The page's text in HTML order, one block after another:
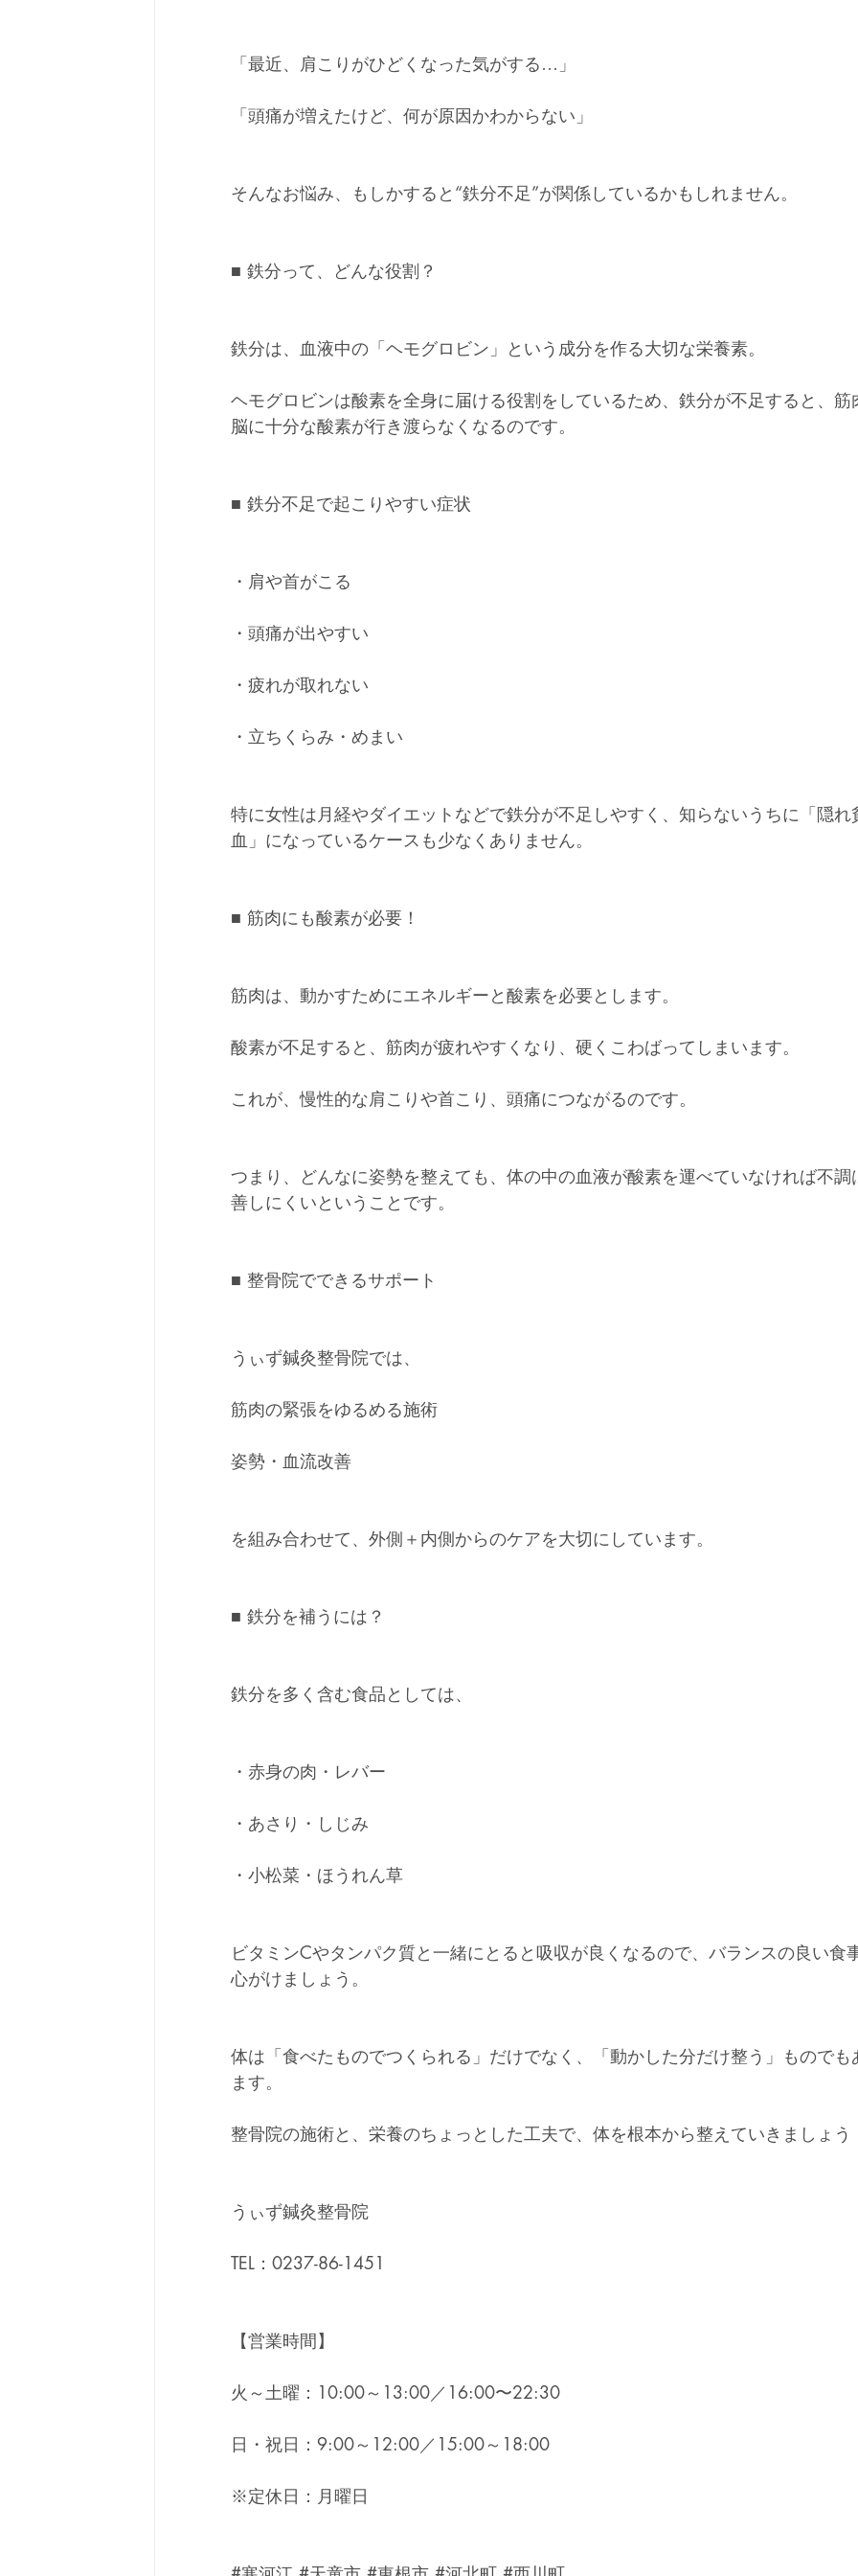
「最近、肩こりがひどくなった気がする…」
「頭痛が増えたけど、何が原因かわからない」
そんなお悩み、もしかすると“鉄分不足”が関係しているかもしれません。
■ 鉄分って、どんな役割？
鉄分は、血液中の「ヘモグロビン」という成分を作る大切な栄養素。
ヘモグロビンは酸素を全身に届ける役割をしているため、鉄分が不足すると、筋
脳に十分な酸素が行き渡らなくなるのです。
■ 鉄分不足で起こりやすい症状
・肩や首がこる
・頭痛が出やすい
・疲れが取れない
・立ちくらみ・めまい
特に女性は月経やダイエットなどで鉄分が不足しやすく、知らないうちに「隠れ
血」になっているケースも少なくありません。
■ 筋肉にも酸素が必要！
筋肉は、動かすためにエネルギーと酸素を必要とします。
酸素が不足すると、筋肉が疲れやすくなり、硬くこわばってしまいます。
これが、慢性的な肩こりや首こり、頭痛につながるのです。
つまり、どんなに姿勢を整えても、体の中の血液が酸素を運べていなければ不調
善しにくいということです。
■ 整骨院でできるサポート
うぃず鍼灸整骨院では、
筋肉の緊張をゆるめる施術
姿勢・血流改善
を組み合わせて、外側＋内側からのケアを大切にしています。
■ 鉄分を補うには？
鉄分を多く含む食品としては、
・赤身の肉・レバー
・あさり・しじみ
・小松菜・ほうれん草
ビタミンCやタンパク質と一緒にとると吸収が良くなるので、バランスの良い食
心がけましょう。
体は「食べたものでつくられる」だけでなく、「動かした分だけ整う」ものでも
ます。
整骨院の施術と、栄養のちょっとした工夫で、体を根本から整えていきましょう
うぃず鍼灸整骨院
TEL：0237-86-1451
【営業時間】
火～土曜：10:00～13:00／16:00〜22:30
日・祝日：9:00～12:00／15:00～18:00
※定休日：月曜日